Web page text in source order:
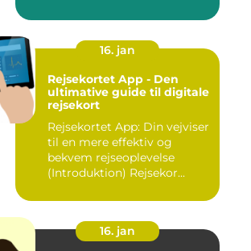
16. jan
Rejsekortet App - Den
ultimative guide til digitale
rejsekort
Rejsekortet App: Din vejviser
til en mere effektiv og
bekvem rejseoplevelse
(Introduktion) Rejsekor...
16. jan